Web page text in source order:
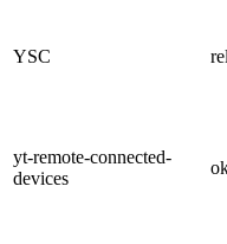
YSC
yt-remote-connected-
devices